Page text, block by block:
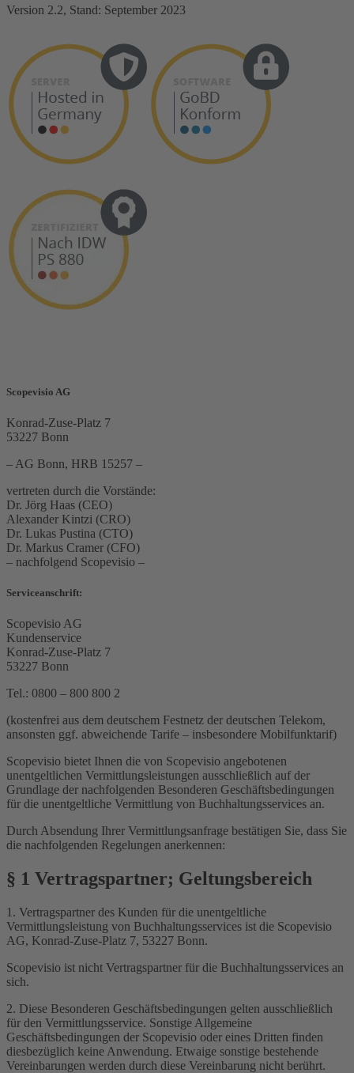
Version 2.2, Stand: September 2023
Scopevisio AG
Konrad-Zuse-Platz 7
53227 Bonn
– AG Bonn, HRB 15257 –
vertreten durch die Vorstände:
Dr. Jörg Haas (CEO)
Alexander Kintzi (CRO)
Dr. Lukas Pustina (CTO)
Dr. Markus Cramer (CFO)
– nachfolgend Scopevisio –
Serviceanschrift:
Scopevisio AG
Kundenservice
Konrad-Zuse-Platz 7
53227 Bonn
Tel.: 0800 – 800 800 2
(kostenfrei aus dem deutschem Festnetz der deutschen Telekom,
ansonsten ggf. abweichende Tarife – insbesondere Mobilfunktarif)
Scopevisio bietet Ihnen die von Scopevisio angebotenen
unentgeltlichen Vermittlungsleistungen ausschließlich auf der
Grundlage der nachfolgenden Besonderen Geschäftsbedingungen
für die unentgeltliche Vermittlung von Buchhaltungsservices an.
Durch Absendung Ihrer Vermittlungsanfrage bestätigen Sie, dass Sie
die nachfolgenden Regelungen anerkennen:
§ 1 Vertragspartner; Geltungsbereich
1. Vertragspartner des Kunden für die unentgeltliche
Vermittlungsleistung von Buchhaltungsservices ist die Scopevisio
AG, Konrad-Zuse-Platz 7, 53227 Bonn.
Scopevisio ist nicht Vertragspartner für die Buchhaltungsservices an
sich.
2. Diese Besonderen Geschäftsbedingungen gelten ausschließlich
für den Vermittlungsservice. Sonstige Allgemeine
Geschäftsbedingungen der Scopevisio oder eines Dritten finden
diesbezüglich keine Anwendung. Etwaige sonstige bestehende
Vereinbarungen werden durch diese Vereinbarung nicht berührt.